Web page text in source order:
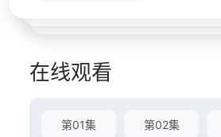
在线观看
第01集 第02集